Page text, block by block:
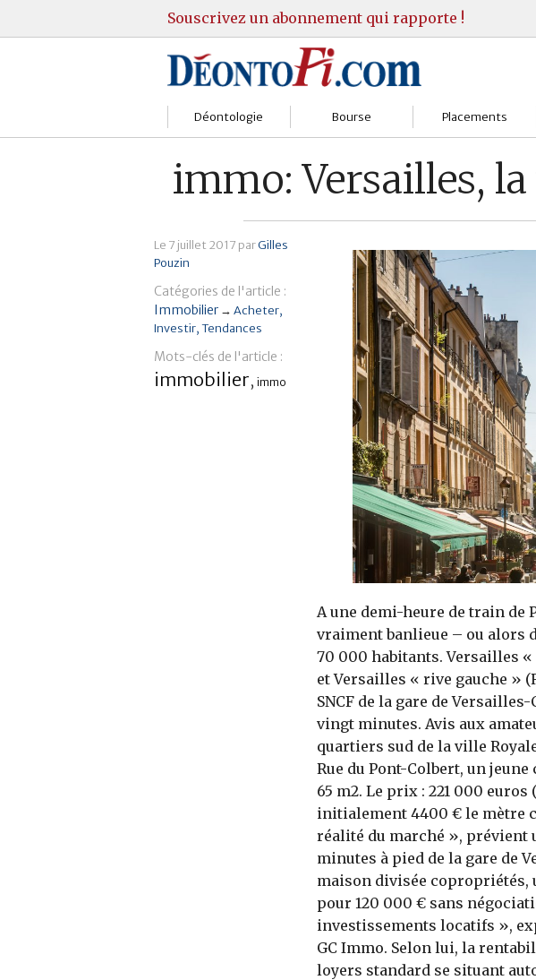
Souscrivez un abonnement qui rapporte !
Déontologie
Gestion
Institutions
Relations clients
Réglementation
Bourse
Guide Actions
Stratégie
Marchés
Pratique et OST
Placements
Bourses
Fonds
Immobilier
Divers
immo: Versailles,
Le 7 juillet 2017 parGilles
Pouzin
Catégories de l'article :
Immobilier → Acheter
Investir Tendances
Mots-clés de l'article :
immobilier, immo
A une demi-heure de train de
vraiment banlieue – ou alors
70 000 habitants. Versailles
et Versailles « rive gauche »
SNCF de la gare de
vingt minutes. Avis aux
quartiers sud de la ville
Rue du Pont-Colbert, un
65 m2. Le prix : 221 000
initialement 4400 € le mètre
réalité du marché », prévient
minutes à pied de la gare de
maison divisée copropriétés,
pour 120 000 € sans
investissements locatifs »,
GC Immo. Selon lui, la
loyers standard se situant